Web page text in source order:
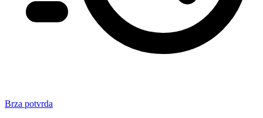
Brza potvrda